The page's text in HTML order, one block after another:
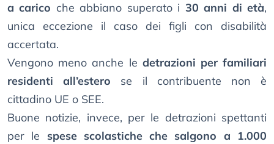
a carico che abbiano superato i 30 anni di età,
unica eccezione il caso dei figli con disabilità
accertata.
Vengono meno anche le detrazioni per familiari
residenti all’estero se il contribuente non è
cittadino UE o SEE.
Buone notizie, invece, per le detrazioni spettanti
per le spese scolastiche che salgono a 1.000